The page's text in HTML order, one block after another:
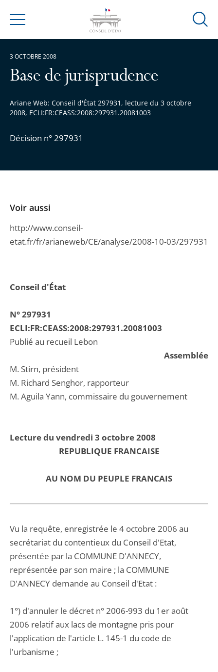
Menu
Ouvrir
Base de jurisprudence
Ariane Web: Conseil d'État 297931, lecture du 3 octobre
2008, ECLI:FR:CEASS:2008:297931.20081003
Décision n° 297931
3 OCTOBRE 2008
Conseil d'État
N° 297931
ECLI:FR:CEASS:2008:297931.20081003
Publié au recueil Lebon
Assemblée
M. Stirn, président
M. Richard Senghor, rapporteur
M. Aguila Yann, commissaire du gouvernement
Lecture du vendredi 3 octobre 2008
REPUBLIQUE FRANCAISE
AU NOM DU PEUPLE FRANCAIS
Vu la requête, enregistrée le 4 octobre 2006 au
secrétariat du contentieux du Conseil d'Etat,
présentée par la COMMUNE D'ANNECY,
représentée par son maire ; la COMMUNE
D'ANNECY demande au Conseil d'Etat :
1°) d'annuler le décret n° 2006-993 du 1er août
2006 relatif aux lacs de montagne pris pour
l'application de l'article L. 145-1 du code de
l'urbanisme ;
Voir aussi
http://www.conseil-
etat.fr/fr/arianeweb/CE/analyse/2008-10-03/297931